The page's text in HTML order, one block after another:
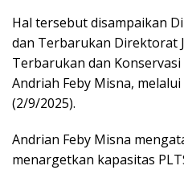
Hal tersebut disampaikan
dan Terbarukan Direktorat
Terbarukan dan
Andriah Feby Misna,
(2/9/2025).
Andrian Feby Misna
menargetkan kapasitas